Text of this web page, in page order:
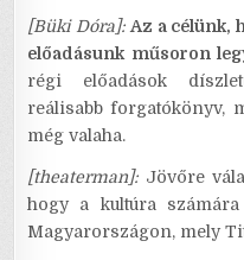
[Büki Dóra]:Az a célünk,
előadásunk műsoron
régi előadások
reálisabb forgatókönyv,
még valaha.
[theaterman]: Jövőre
hogy a kultúra
Magyarországon, mely